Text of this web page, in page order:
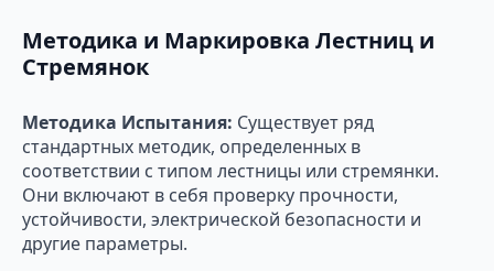
Методика и Маркировка Лестниц и
Стремянок
Методика Испытания: Существует ряд
стандартных методик, определенных в
соответствии с типом лестницы или стремянки.
Они включают в себя проверку прочности,
устойчивости, электрической безопасности и
другие параметры.